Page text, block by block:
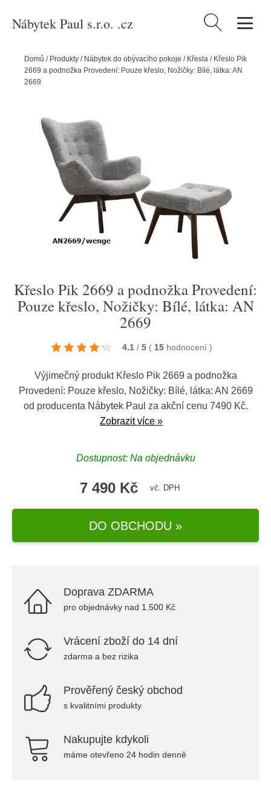
Nábytek Paul s.r.o. .cz Vyhledávání
Domů / Produkty / Nábytek do obývacího pokoje / Křesla / Křeslo Pik
2669 a podnožka Provedení: Pouze křeslo, Nožičky: Bílé, látka: AN
2669
Křeslo Pik 2669 a podnožka Provedení:
Pouze křeslo, Nožičky: Bílé, látka: AN
2669
4.1 / 5 ( 15 hodnocení )
Výjimečný produkt Křeslo Pik 2669 a podnožka
Provedení: Pouze křeslo, Nožičky: Bílé, látka: AN 2669
od producenta Nábytek Paul za akční cenu 7490 Kč.
Zobrazit více »
Dostupnost: Na objednávku
7 490 Kč vč. DPH
DO OBCHODU »
Doprava ZDARMA
pro objednávky nad 1.500 Kč
Vrácení zboží do 14 dní
zdarma a bez rizika
Prověřený český obchod
s kvalitními produkty
Nakupujte kdykoli
máme otevřeno 24 hodin denně